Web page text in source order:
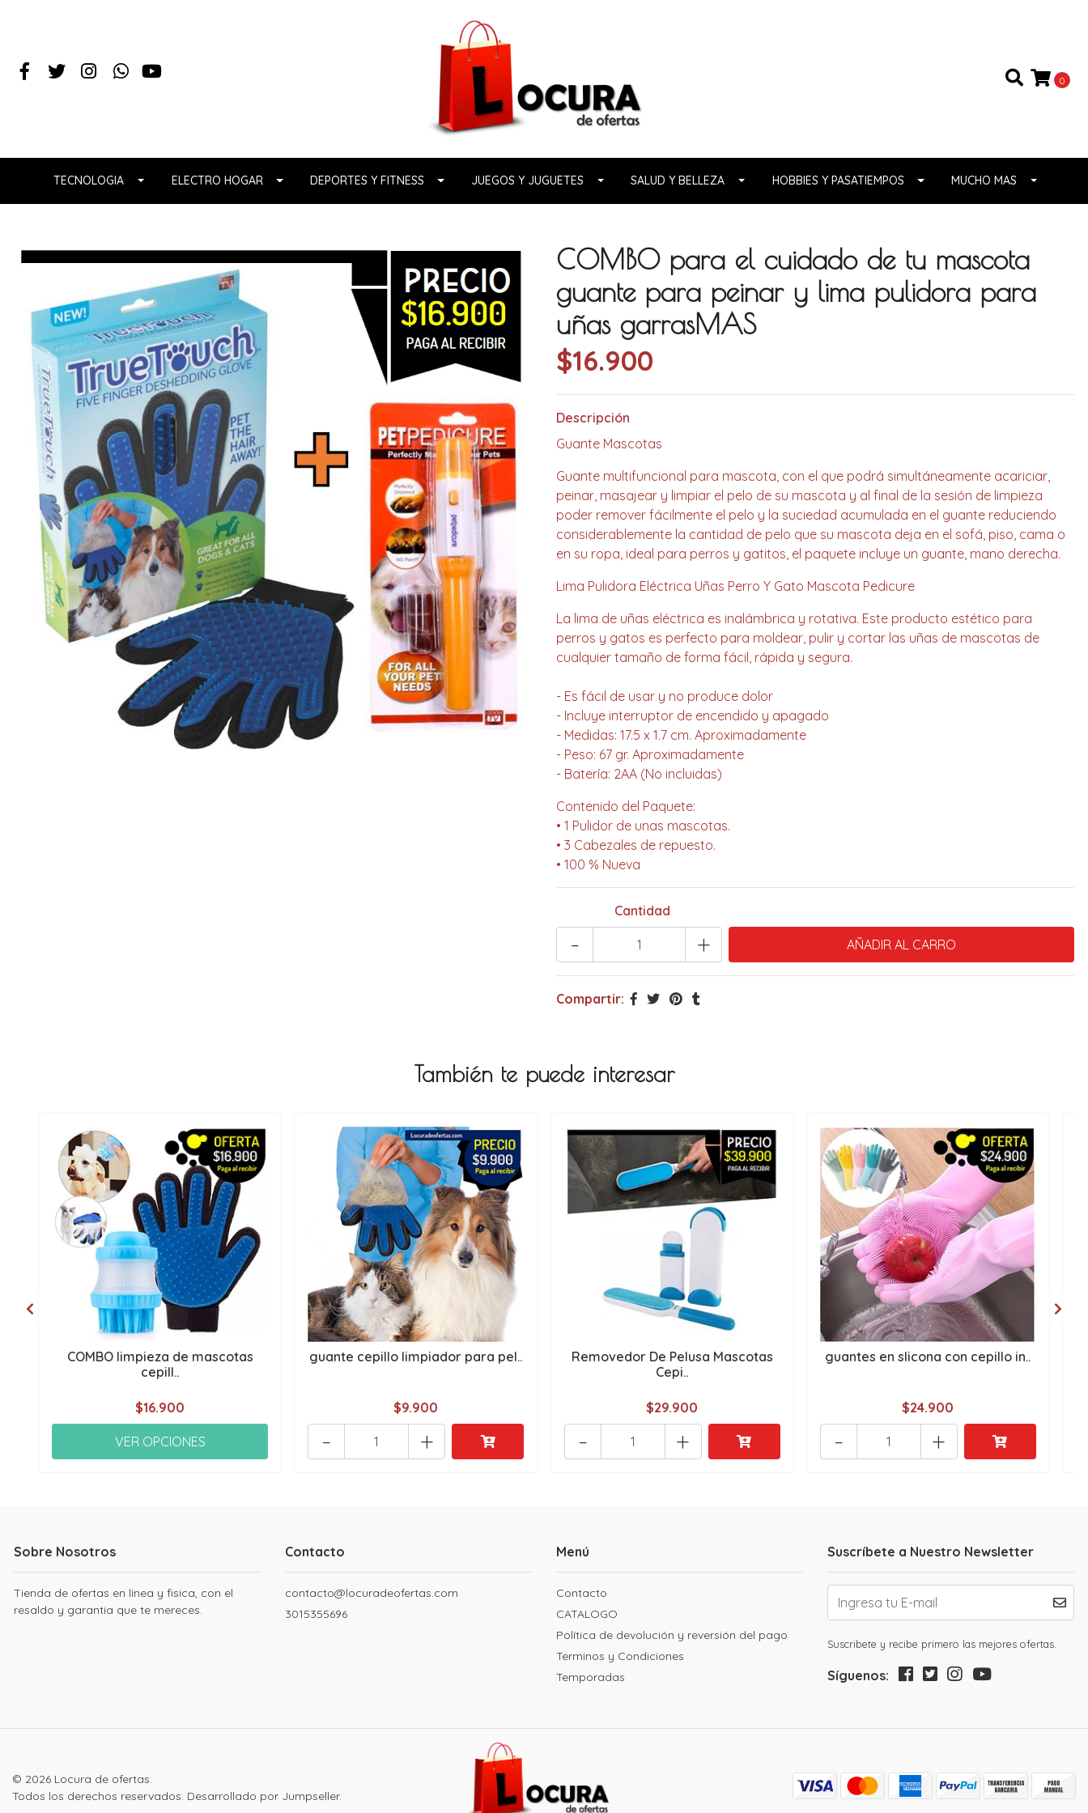
0
TECNOLOGIA ELECTRO HOGAR DEPORTES Y FITNESS JUEGOS Y JUGUETES SALUD Y BELLEZA HOBBIES Y PASATIEMPOS MUCHO MAS
COMBO para el cuidado de tu mascota
guante para peinar y lima pulidora para
uñas garrasMAS
$16.900
Descripción
Guante Mascotas
Guante multifuncional para mascota, con el que podrá simultáneamente acariciar,
peinar, masajear y limpiar el pelo de su mascota y al final de la sesión de limpieza
poder remover fácilmente el pelo y la suciedad acumulada en el guante reduciendo
considerablemente la cantidad de pelo que su mascota deja en el sofá, piso, cama o
en su ropa, ideal para perros y gatitos, el paquete incluye un guante, mano derecha.
Lima Pulidora Eléctrica Uñas Perro Y Gato Mascota Pedicure
La lima de uñas eléctrica es inalámbrica y rotativa. Este producto estético para
perros y gatos es perfecto para moldear, pulir y cortar las uñas de mascotas de
cualquier tamaño de forma fácil, rápida y segura.
- Es fácil de usar y no produce dolor
- Incluye interruptor de encendido y apagado
- Medidas: 17.5 x 1.7 cm. Aproximadamente
- Peso: 67 gr. Aproximadamente
- Batería: 2AA (No incluidas)
Contenido del Paquete:
• 1 Pulidor de unas mascotas.
• 3 Cabezales de repuesto.
• 100 % Nueva
Cantidad
+
-
Compartir:
También te puede interesar
COMBO limpieza de mascotas
cepill..
$16.900
VER OPCIONES
guante cepillo limpiador para pel..
$9.900
+
-
Removedor De Pelusa Mascotas
Cepi..
$29.900
+
-
guantes en slicona con cepillo in..
$24.900
+
-
Sobre Nosotros
Tienda de ofertas en linea y fisica, con el
resaldo y garantia que te mereces.
Contacto
contacto@locuradeofertas.com
3015355696
Menú
Contacto
CATALOGO
Política de devolución y reversión del pago
Terminos y Condiciones
Temporadas
Suscríbete a Nuestro Newsletter
Suscribete y recibe primero las mejores ofertas.
Síguenos:
© 2026 Locura de ofertas.
Todos los derechos reservados. Desarrollado por Jumpseller.